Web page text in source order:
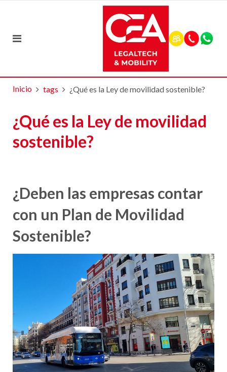
Inicio tags ¿Qué es la Ley de movilidad sostenible?
¿Qué es la Ley de movilidad
sostenible?
¿Deben las empresas contar
con un Plan de Movilidad
Sostenible?